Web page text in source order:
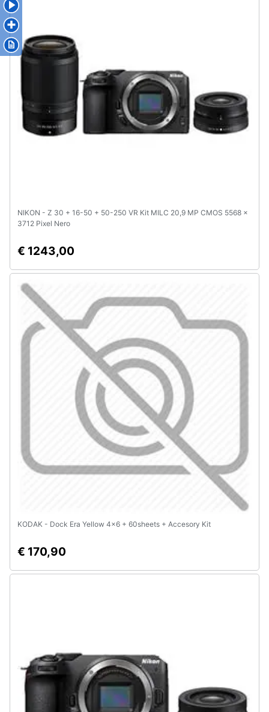
NIKON - Z 30 + 16-50 + 50-250 VR Kit MILC 20,9 MP CMOS 5568 x
3712 Pixel Nero
€ 1243,00
KODAK - Dock Era Yellow 4x6 + 60sheets + Accesory Kit
€ 170,90